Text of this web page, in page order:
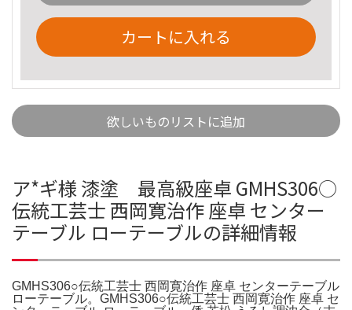
カートに入れる
欲しいものリストに追加
ア*ギ様 漆塗 最高級座卓 GMHS306○
伝統工芸士 西岡寛治作 座卓 センター
テーブル ローテーブルの詳細情報
GMHS306○伝統工芸士 西岡寛治作 座卓 センターテーブル
ローテーブル。GMHS306○伝統工芸士 西岡寛治作 座卓 セ